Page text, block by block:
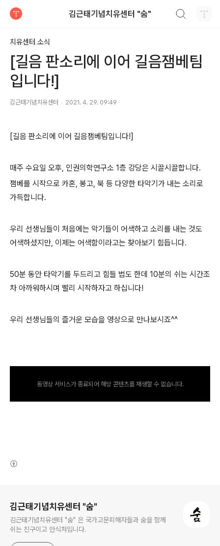
김근태기념치유센터 "숨"
치유센터 소식
[길음 판소리에 이어 길음잼베팀
입니다!]
김근태기념치유센터 2021. 4. 29. 09:49
[길음 판소리에 이어 길음잼베팀입니다!]
매주 수요일 오후, 인권의학연구소 1층 강당은 시끌시끌합니다.
잼베를 시작으로 카혼, 봉고, 북 등 다양한 타악기가 내는 소리로
가득합니다.
우리 선생님들이 처음에는 악기들이 어색하고 소리를 내는 것도
어색하셨지만, 이제는 어색함이라고는 찾아보기 힘듭니다.
50분 동안 타악기를 두드리고 힘들 법도 한데 10분의 쉬는 시간조
차 아까워하시며 빨리 시작하자고 하십니다!
우리 선생님들의 즐거운 모습을 영상으로 만나보시죠^^
동영상 서비스가 종료되어 해당 콘텐츠를 재생할 수 없습니다.
김근태기념치유센터 "숨"
김근태기념치유센터 "숨" 은 국가고문피해자들과 숨을 함께
쉬는 친구이고 안식처입니다.